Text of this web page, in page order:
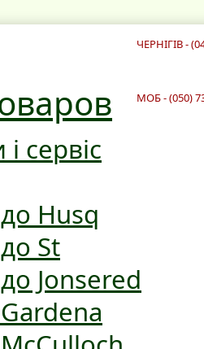
ЧЕРНІГІВ -
сервіс
Husq
St
Jonsered
МОБ - (050)